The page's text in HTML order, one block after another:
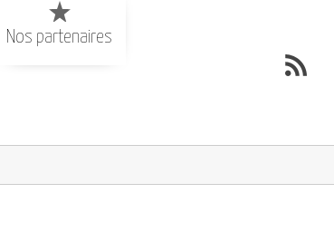
Nos partenaires